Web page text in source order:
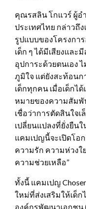
คุณรสลิน โกแวร์ ผู้
ประเทศไทย กล่าวถึ
รูปแบบของโครงกา
เด็ก ๆ ได้มีเสียงและ
อุปการะด้วยตนเอง
ภูมิใจ แต่ยังสะท้อน
เด็กทุกคน เมื่อเด็กไ
หมายของความสัม
เชื่อว่าการตัดสินใจ
เปลี่ยนแปลงที่ยั่งยืนใ
แคมเปญนี้จะเปิดโอ
ความรัก ความห่วงใ
ความช่วยเหลือ”
ทั้งนี้ แคมเปญ
ใหม่ที่ส่งเสริมให้เด็ก
องค์กรพัฒนาเอกชน